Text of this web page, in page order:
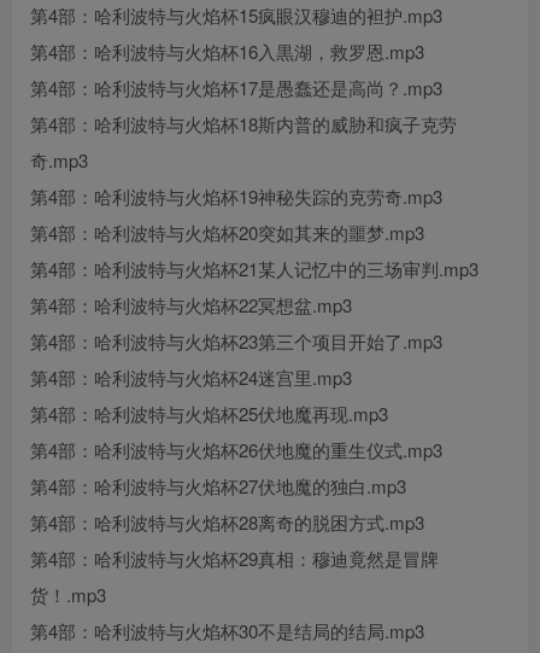
第4部：哈利波特与火焰杯15疯眼汉穆迪的袒护.mp3
第4部：哈利波特与火焰杯16入黒湖，救罗恩.mp3
第4部：哈利波特与火焰杯17是愚蠢还是高尚？.mp3
第4部：哈利波特与火焰杯18斯内普的威胁和疯子克劳
奇.mp3
第4部：哈利波特与火焰杯19神秘失踪的克劳奇.mp3
第4部：哈利波特与火焰杯20突如其来的噩梦.mp3
第4部：哈利波特与火焰杯21某人记忆中的三场审判.mp3
第4部：哈利波特与火焰杯22冥想盆.mp3
第4部：哈利波特与火焰杯23第三个项目开始了.mp3
第4部：哈利波特与火焰杯24迷宫里.mp3
第4部：哈利波特与火焰杯25伏地魔再现.mp3
第4部：哈利波特与火焰杯26伏地魔的重生仪式.mp3
第4部：哈利波特与火焰杯27伏地魔的独白.mp3
第4部：哈利波特与火焰杯28离奇的脱困方式.mp3
第4部：哈利波特与火焰杯29真相：穆迪竟然是冒牌
货！.mp3
第4部：哈利波特与火焰杯30不是结局的结局.mp3